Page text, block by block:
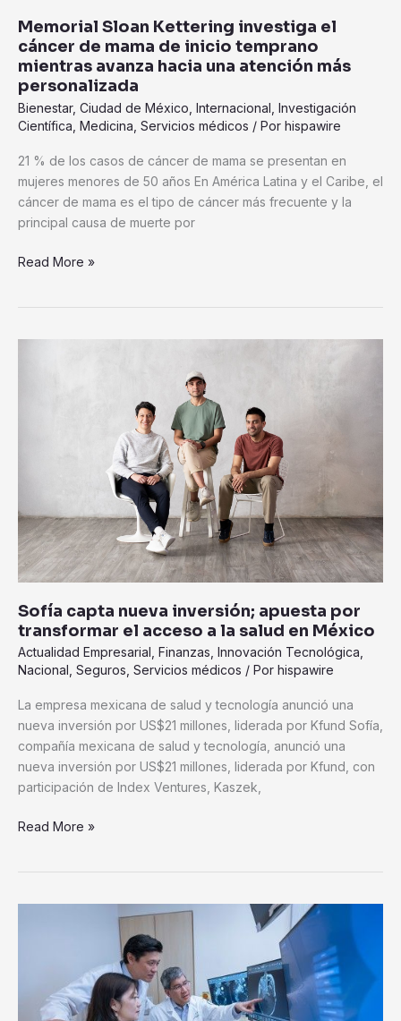
Memorial Sloan Kettering investiga el
cáncer de mama de inicio temprano
mientras avanza hacia una atención más
personalizada
Bienestar, Ciudad de México Internacional Investigación
Científica Medicina Servicios médicos / Por hispawire
21 % de los casos de cáncer de mama se presentan en
mujeres menores de 50 años En América Latina y el Caribe, el
cáncer de mama es el tipo de cáncer más frecuente y la
principal causa de muerte por
hacia
una
atención
más
personalizada
Read More »
Sofía capta nueva inversión; apuesta por
transformar el acceso a la salud en México
Actualidad Empresarial Finanzas Innovación Tecnológica
Nacional Seguros Servicios médicos / Por hispawire
La empresa mexicana de salud y tecnología anunció una
nueva inversión por US$21 millones, liderada por Kfund Sofía,
compañía mexicana de salud y tecnología, anunció una
nueva inversión por US$21 millones, liderada por Kfund, con
participación de Index Ventures, Kaszek,
acceso
a
la
salud
México
Read More »
Kettering
Cancer